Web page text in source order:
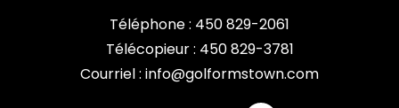
Téléphone : 450 829-2061
Télécopieur : 450 829-3781
Courriel : info@golformstown.com